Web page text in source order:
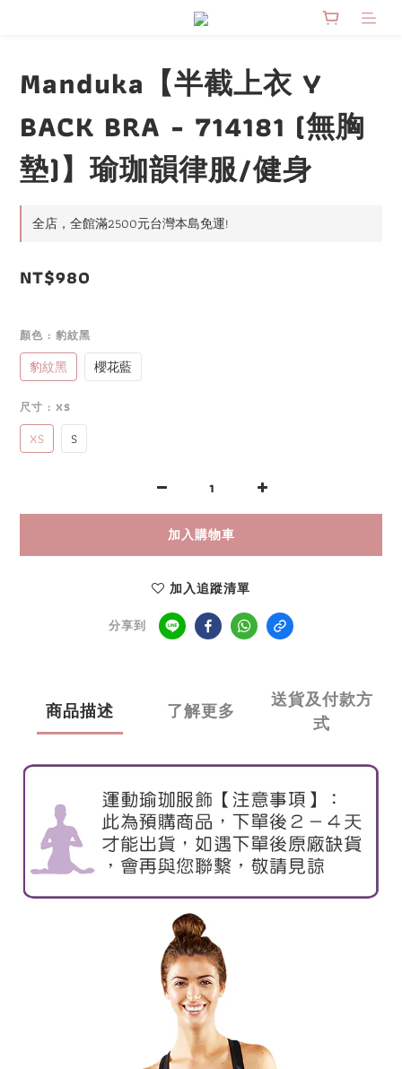
Manduka【半截上衣 Y
BACK BRA - 714181 (無胸
墊)】瑜珈韻律服/健身
全店，全館滿2500元台灣本島免運!
NT$980
顏色 : 豹紋黑
豹紋黑 櫻花藍
尺寸 : XS
XS S
加入購物車
加入追蹤清單
分享到
商品描述 了解更多
送貨及付款方
式